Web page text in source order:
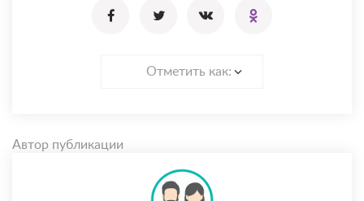
Отметить как:
Автор публикации